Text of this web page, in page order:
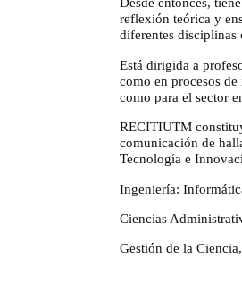
reflexión teórica y
diferentes disciplinas
Está dirigida a
como en procesos
como para el sector
RECITIUTM
comunicación de
Tecnología e
Ingeniería:
Ciencias
Gestión de la